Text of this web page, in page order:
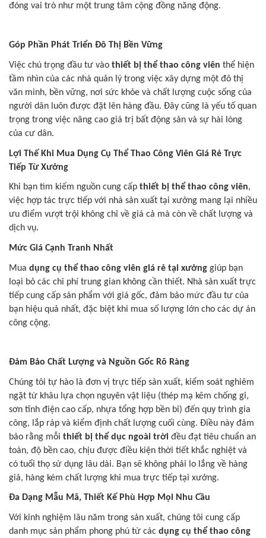
đóng vai trò như một trung tâm cộng đồng năng động.
Góp Phần Phát Triển Đô Thị Bền Vững
Việc chú trọng đầu tư vào thiết bị thể thao công viên thể hiện
tầm nhìn của các nhà quản lý trong việc xây dựng một đô thị
văn minh, bền vững, nơi sức khỏe và chất lượng cuộc sống của
người dân luôn được đặt lên hàng đầu. Đây cũng là yếu tố quan
trọng trong việc nâng cao giá trị bất động sản và sự hài lòng
của cư dân.
Lợi Thế Khi Mua Dụng Cụ Thể Thao Công Viên Giá Rẻ Trực
Tiếp Từ Xưởng
Khi bạn tìm kiếm nguồn cung cấp thiết bị thể thao công viên,
việc hợp tác trực tiếp với nhà sản xuất tại xưởng mang lại nhiều
ưu điểm vượt trội không chỉ về giá cả mà còn về chất lượng và
dịch vụ.
Mức Giá Cạnh Tranh Nhất
Mua dụng cụ thể thao công viên giá rẻ tại xưởng giúp bạn
loại bỏ các chi phí trung gian không cần thiết. Nhà sản xuất trực
tiếp cung cấp sản phẩm với giá gốc, đảm bảo mức đầu tư của
bạn hiệu quả nhất, đặc biệt khi mua số lượng lớn cho các dự án
công cộng.
Đảm Bảo Chất Lượng và Nguồn Gốc Rõ Ràng
Chúng tôi tự hào là đơn vị trực tiếp sản xuất, kiểm soát nghiêm
ngặt từ khâu lựa chọn nguyên vật liệu (thép mạ kẽm chống gỉ,
sơn tĩnh điện cao cấp, nhựa tổng hợp bền bỉ) đến quy trình gia
công, lắp ráp và kiểm định chất lượng cuối cùng. Điều này đảm
bảo rằng mỗi thiết bị thể dục ngoài trời đều đạt tiêu chuẩn an
toàn, độ bền cao, chịu được điều kiện thời tiết khắc nghiệt và
có tuổi thọ sử dụng lâu dài. Bạn sẽ không phải lo lắng về hàng
giả, hàng kém chất lượng khi mua trực tiếp tại xưởng.
Đa Dạng Mẫu Mã, Thiết Kế Phù Hợp Mọi Nhu Cầu
Với kinh nghiệm lâu năm trong sản xuất, chúng tôi cung cấp
danh mục sản phẩm phong phú từ các dụng cụ thể thao công